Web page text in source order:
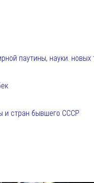
паутины, науки. новых
и стран бывшего СССР